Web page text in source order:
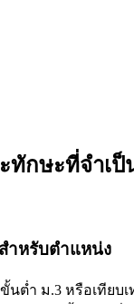
กษะที่จำเป็
ำหรับตำแหน่ง
ต่ำ ม.3 หรือเทียบเ